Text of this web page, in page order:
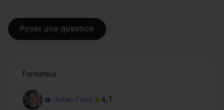
Formateur
Julien Pons
4,7
Poser une question